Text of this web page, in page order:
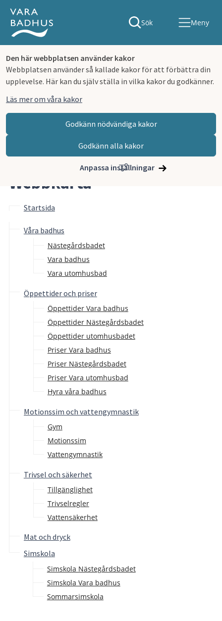
Den här webbplatsen använder kakor
Webbplatsen använder så kallade kakor för att förbättra din
upplevelse. Här kan du själv ställa in vilka kakor du godkänner.
Läs mer om våra kakor
Godkänn nödvändiga kakor
Godkänn alla kakor
Anpassa inställningar
Sök Meny
Vara badhus Om webbplatsen Webbkarta
Webbkarta
Startsida
Våra badhus
Nästegårdsbadet
Vara badhus
Vara utomhusbad
Öppettider och priser
Öppettider Vara badhus
Öppettider Nästegårdsbadet
Öppettider utomhusbadet
Priser Vara badhus
Priser Nästegårdsbadet
Priser Vara utomhusbad
Hyra våra badhus
Motionssim och vattengymnastik
Gym
Motionssim
Vattengymnastik
Trivsel och säkerhet
Tillgänglighet
Trivselregler
Vattensäkerhet
Mat och dryck
Simskola
Simskola Nästegårdsbadet
Simskola Vara badhus
Sommarsimskola